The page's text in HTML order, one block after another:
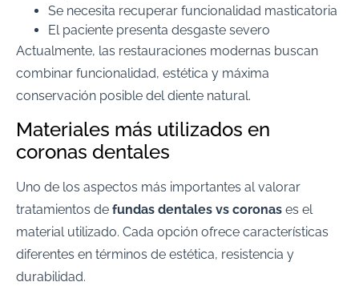
Se necesita recuperar funcionalidad masticatoria
El paciente presenta desgaste severo
Actualmente, las restauraciones modernas buscan
combinar funcionalidad, estética y máxima
conservación posible del diente natural.
Materiales más utilizados en
coronas dentales
Uno de los aspectos más importantes al valorar
tratamientos de fundas dentales vs coronas es el
material utilizado. Cada opción ofrece características
diferentes en términos de estética, resistencia y
durabilidad.